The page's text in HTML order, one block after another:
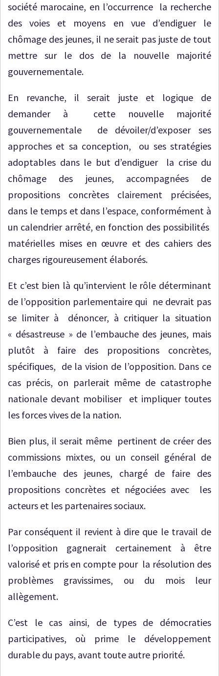
société marocaine, en l’occurrence la recherche
des voies et moyens en vue d’endiguer le
chômage des jeunes, il ne serait pas juste de tout
mettre sur le dos de la nouvelle majorité
gouvernementale.
En revanche, il serait juste et logique de
demander à cette nouvelle majorité
gouvernementale de dévoiler/d’exposer ses
approches et sa conception, ou ses stratégies
adoptables dans le but d’endiguer la crise du
chômage des jeunes, accompagnées de
propositions concrètes clairement précisées,
dans le temps et dans l’espace, conformément à
un calendrier arrêté, en fonction des possibilités
matérielles mises en œuvre et des cahiers des
charges rigoureusement élaborés.
Et c’est bien là qu’intervient le rôle déterminant
de l’opposition parlementaire qui ne devrait pas
se limiter à dénoncer, à critiquer la situation
« désastreuse » de l’embauche des jeunes, mais
plutôt à faire des propositions concrètes,
spécifiques, de la vision de l’opposition. Dans ce
cas précis, on parlerait même de catastrophe
nationale devant mobiliser et impliquer toutes
les forces vives de la nation.
Bien plus, il serait même pertinent de créer des
commissions mixtes, ou un conseil général de
l’embauche des jeunes, chargé de faire des
propositions concrètes et négociées avec les
acteurs et les partenaires sociaux.
Par conséquent il revient à dire que le travail de
l’opposition gagnerait certainement à être
valorisé et pris en compte pour la résolution des
problèmes gravissimes, ou du mois leur
allègement.
C’est le cas ainsi, de types de démocraties
participatives, où prime le développement
durable du pays, avant toute autre priorité.